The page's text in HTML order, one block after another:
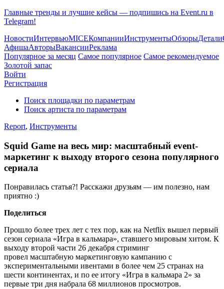
Главные тренды и лучшие кейсы — подпишись на Event.ru в
Telegram!
НовостиИнтервьюMICEКомпанииИнструментыОбзорыДетали
АфишаАвторыВакансииРеклама
Популярное за месяц Самое популярное Самое рекомендуемое
Золотой запас
Войти
Регистрация
Поиск площадки по параметрам
Поиск артиста по параметрам
Report, Инструменты
Squid Game на весь мир: масштабный event-
маркетинг к выходу второго сезона популярного
сериала
Понравилась статья?! Расскажи друзьям — им полезно, нам
приятно :)
Поделиться
Прошло более трех лет с тех пор, как на Netflix вышел первый
сезон сериала «Игра в кальмара», ставшего мировым хитом. К
выходу второй части 26 декабря стриминг
провел масштабную маркетинговую кампанию с
экспериментальными ивентами в более чем 25 странах на
шести континентах, и по ее итогу «Игра в кальмара 2» за
первые три дня набрала 68 миллионов просмотров.